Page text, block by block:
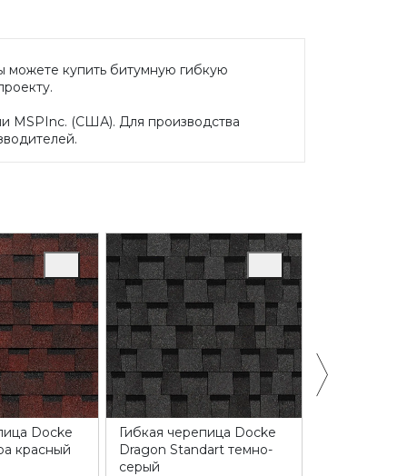
можете купить битумную гибкую
MSPInc. (США). Для производства
Docke
красный
Гибкая черепица Docke
Dragon Standart темно-
серый